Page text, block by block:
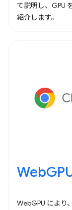
て説明し、GPU
紹介します。
WebGPU により